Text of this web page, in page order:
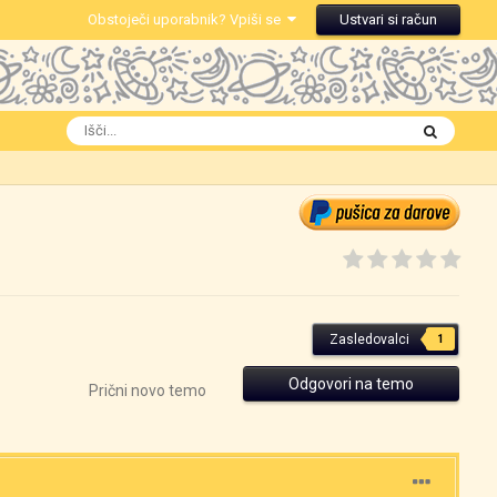
Obstoječi uporabnik? Vpiši se Ustvari si račun
Zasledovalci 1
Odgovori na temo
Prični novo temo